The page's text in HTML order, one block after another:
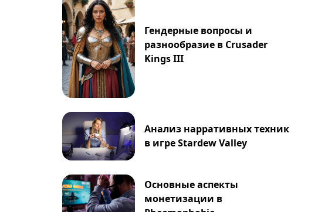
Гендерные вопросы и
разнообразие в Crusader
Kings III
Анализ нарративных техник
в игре Stardew Valley
Основные аспекты
монетизации в